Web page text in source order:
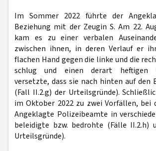
Im Sommer 2022 führte der
Beziehung mit der Zeugin S. Am 22.
kam es zu einer verbalen
zwischen ihnen, in deren Verlauf er
flachen Hand gegen die linke und die
schlug und einen derart heftigen
versetzte, dass sie nach hinten auf den
(Fall II.2.g) der Urteilsgründe).
im Oktober 2022 zu zwei Vorfällen, bei
Angeklagte Polizeibeamte in
beleidigte bzw. bedrohte (Fälle II.2.h)
Urteilsgründe).